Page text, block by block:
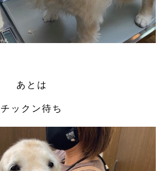
あとは
チックン待ち